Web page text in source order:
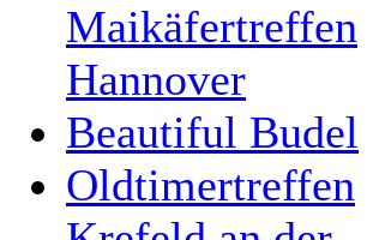
Maikäfertreffen
Hannover
Beautiful Budel
Oldtimertreffen